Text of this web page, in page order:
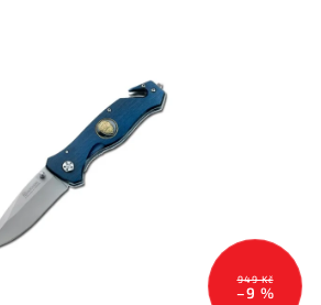
949 Kč
–9 %